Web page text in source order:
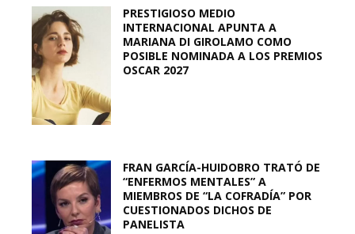
PRESTIGIOSO MEDIO
INTERNACIONAL APUNTA A
MARIANA DI GIROLAMO COMO
POSIBLE NOMINADA A LOS PREMIOS
OSCAR 2027
FRAN GARCÍA-HUIDOBRO TRATÓ DE
“ENFERMOS MENTALES” A
MIEMBROS DE “LA COFRADÍA” POR
CUESTIONADOS DICHOS DE
PANELISTA